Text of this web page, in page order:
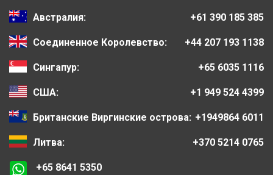
Австралия: +61 390 185 385
Соединенное Королевство: +44 207 193 1138
Сингапур: +65 6035 1116
США: +1 949 524 4399
Британские Виргинские острова: +1949864 6011
Литва: +370 5214 0765
+65 8641 5350